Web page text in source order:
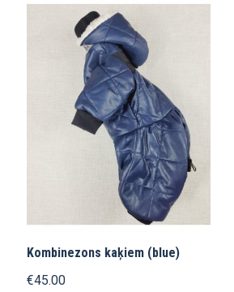
Kombinezons kaķiеm (blue)
€45.00